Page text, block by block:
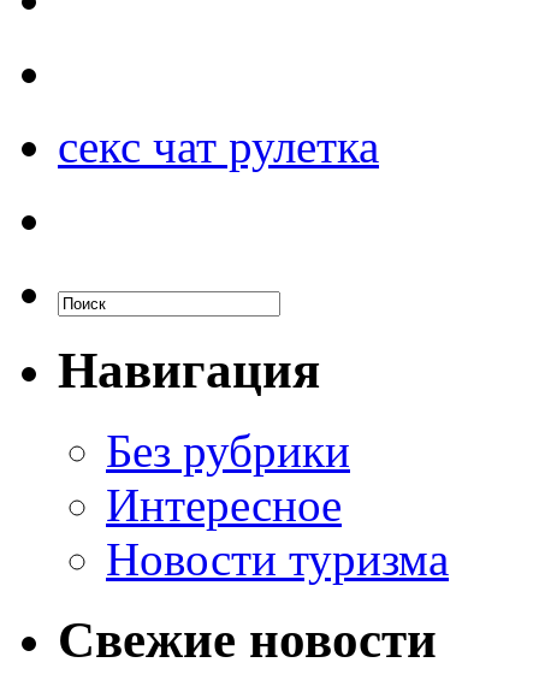
секс чат рулетка
Навигация
Без рубрики
Интересное
Новости туризма
Свежие новости